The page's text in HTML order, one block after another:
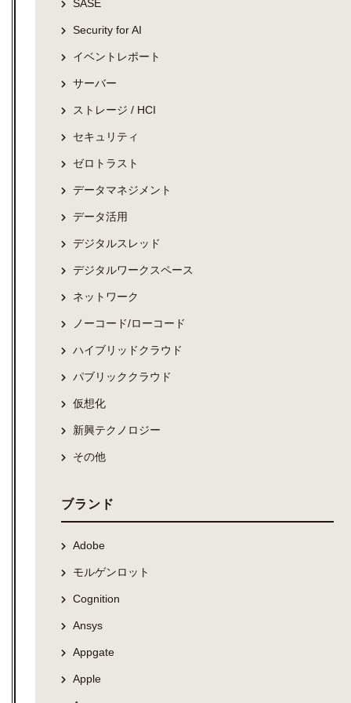
SASE
Security for AI
イベントレポート
サーバー
ストレージ / HCI
セキュリティ
ゼロトラスト
データマネジメント
データ活用
デジタルスレッド
デジタルワークスペース
ネットワーク
ノーコード/ローコード
ハイブリッドクラウド
パブリッククラウド
仮想化
新興テクノロジー
その他
ブランド
Adobe
モルゲンロット
Cognition
Ansys
Appgate
Apple